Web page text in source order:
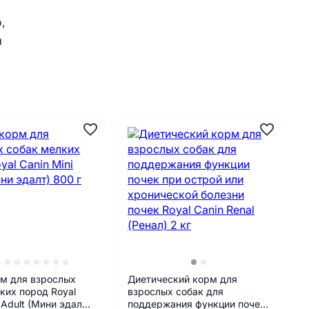
для взрослых
пород Royal
(Мини эдалт)
Диетический корм для
взрослых собак для
поддержания функции почек